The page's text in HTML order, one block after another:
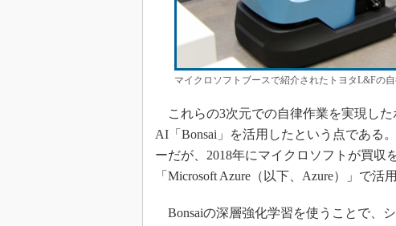
マイクロソフトブースで紹介されたトヨタL&Fの
これらの3次元での自律作業を実現し
AI「Bonsai」を活用したという点である
ーだが、2018年にマイクロソフトが買収
「Microsoft Azure（以下、Azure）」で活
Bonsaiの深層強化学習を使うことで、